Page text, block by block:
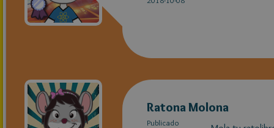
Ratona Molona
Publicado